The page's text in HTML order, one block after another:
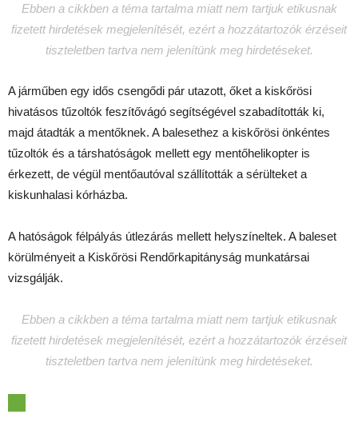
Ebben a cikkben a téma tartalma miatt nem tartjuk etikusnak
fizetett hirdetések megjelenítését, ezért a hozzátartozók érzéseit
tiszteletben tartva nem jelenítünk meg hirdetéseket.
A járműben egy idős csengődi pár utazott, őket a kiskőrösi
hivatásos tűzoltók feszítővágó segítségével szabadították ki,
majd átadták a mentőknek. A balesethez a kiskőrösi önkéntes
tűzoltók és a társhatóságok mellett egy mentőhelikopter is
érkezett, de végül mentőautóval szállították a sérülteket a
kiskunhalasi kórházba.
A hatóságok félpályás útlezárás mellett helyszíneltek. A baleset
körülményeit a Kiskőrösi Rendőrkapitányság munkatársai
vizsgálják.
Ebben a cikkben a téma tartalma miatt nem tartjuk etikusnak
fizetett hirdetések megjelenítését, ezért a hozzátartozók érzéseit
tiszteletben tartva nem jelenítünk meg hirdetéseket.